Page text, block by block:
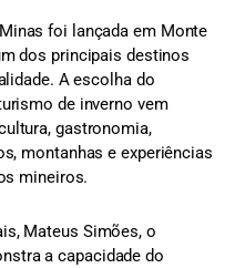
foi lançada em Monte
dos principais destinos
A escolha do
de inverno vem
gastronomia,
montanhas e experiências
mineiros.
Mateus Simões, o
a capacidade do